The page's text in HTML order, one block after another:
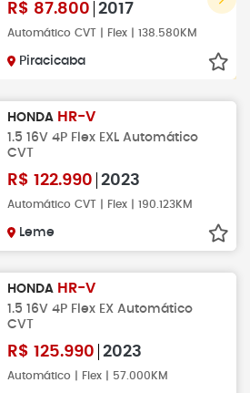
R$ 87.800 2017
Automático CVT | Flex | 138.580KM
Piracicaba
HONDA HR-V
1.5 16V 4P Flex EXL Automático
CVT
R$ 122.990 2023
Automático CVT | Flex | 190.123KM
Leme
HONDA HR-V
1.5 16V 4P Flex EX Automático
CVT
R$ 125.990 2023
Automático | Flex | 57.000KM